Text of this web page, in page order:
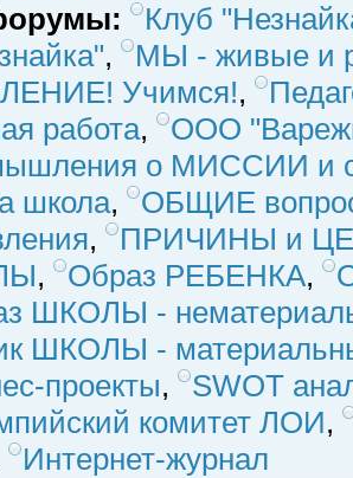
Клуб
,
МЫ - живые и
Учимся!,
работа,
ООО
о МИССИИ и
школа,
ОБЩИЕ
,
ПРИЧИНЫ и
, Образ РЕБЕНКА,
ШКОЛЫ -
ШКОЛЫ -
проекты,
SWOT
комитет ЛОИ,
Интернет-журнал